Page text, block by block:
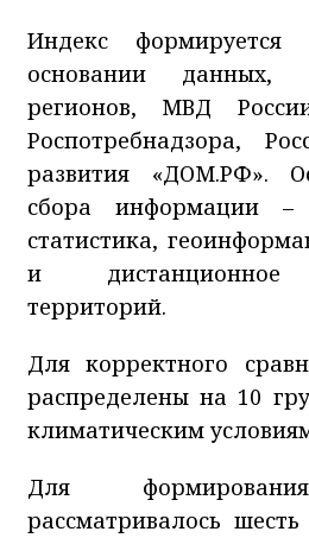
Индекс
основании данных,
регионов, МВД
Роспотребнадзора,
развития «ДОМ.РФ».
сбора информации –
статистика,
и дистанционное
территорий.
Для корректного
распределены на 10
климатическим
Для
рассматривалось